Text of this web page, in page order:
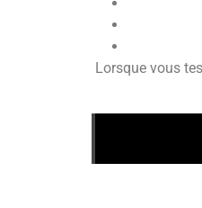
Lorsque vous